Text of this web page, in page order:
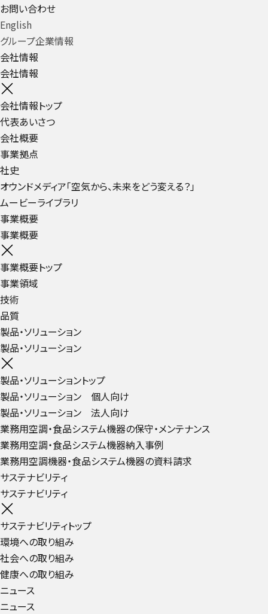
お問い合わせ
English
グループ企業情報
会社情報
会社情報
会社情報トップ
代表あいさつ
会社概要
事業拠点
社史
オウンドメディア「空気から、未来をどう変える？」
ムービーライブラリ
事業概要
事業概要
事業概要トップ
事業領域
技術
品質
製品・ソリューション
製品・ソリューション
製品・ソリューショントップ
製品・ソリューション 個人向け
製品・ソリューション 法人向け
業務用空調・食品システム機器の保守・メンテナンス
業務用空調・食品システム機器納入事例
業務用空調機器・食品システム機器の資料請求
サステナビリティ
サステナビリティ
サステナビリティトップ
環境への取り組み
社会への取り組み
健康への取り組み
ニュース
ニュース